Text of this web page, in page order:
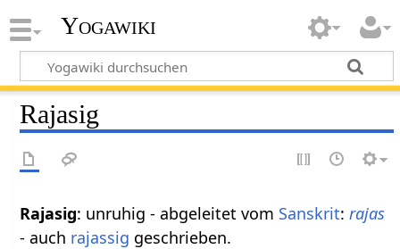
Yogawiki
Rajasig
Rajasig: unruhig - abgeleitet vom Sanskrit:rajas
- auch rajassig geschrieben.